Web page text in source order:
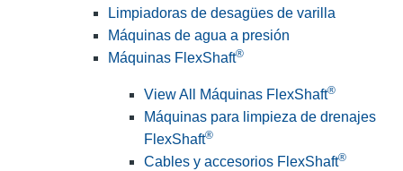
Limpiadoras de desagües de varilla
Máquinas de agua a presión
Máquinas FlexShaft®
View All Máquinas FlexShaft®
Máquinas para limpieza de drenajes
FlexShaft®
Cables y accesorios FlexShaft®